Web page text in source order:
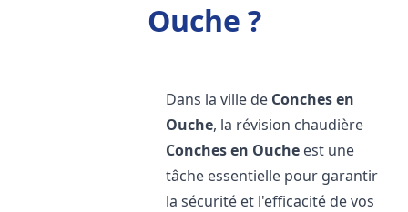
Ouche ?
Dans la ville de Conches en
Ouche, la révision chaudière
Conches en Ouche est une
tâche essentielle pour garantir
la sécurité et l'efficacité de vos